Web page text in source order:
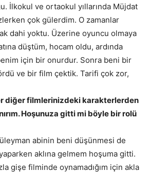
İlkokul ve ortaokul yıllarında Müjdat
çok gülerdim. O zamanlar
dahi yoktu. Üzerine oyuncu olmaya
düştüm, hocam oldu, ardında
için bir onurdur. Sonra beni bir
ve bir film çektik. Tarifi çok zor,
diğer filmlerinizdeki karakterlerden
Hoşunuza gitti mi böyle bir rolü
abinin beni düşünmesi de
aklına gelmem hoşuma gitti.
gişe filminde oynamadığım için akla